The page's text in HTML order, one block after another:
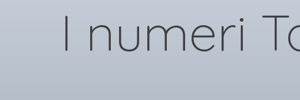
I numeri